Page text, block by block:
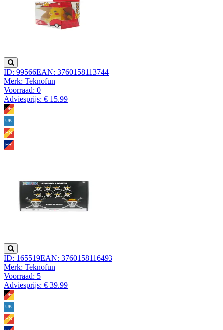
ID: 99566EAN: 3760158113744
Merk: Teknofun
Voorraad: 0
Adviesprijs: € 15.99
ID: 165519EAN: 3760158116493
Merk: Teknofun
Voorraad: 5
Adviesprijs: € 39.99